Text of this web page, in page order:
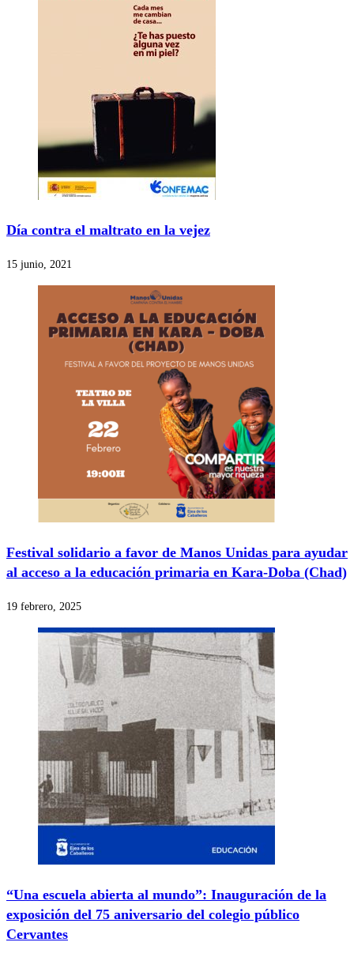
Día contra el maltrato en la vejez
15 junio, 2021
Festival solidario a favor de Manos Unidas para ayudar
al acceso a la educación primaria en Kara-Doba (Chad)
19 febrero, 2025
“Una escuela abierta al mundo”: Inauguración de la
exposición del 75 aniversario del colegio público
Cervantes